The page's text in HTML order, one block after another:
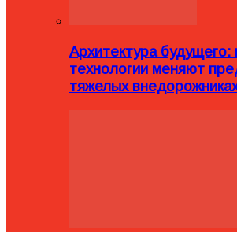
Архитектура будущего:
технологии меняют
тяжелых